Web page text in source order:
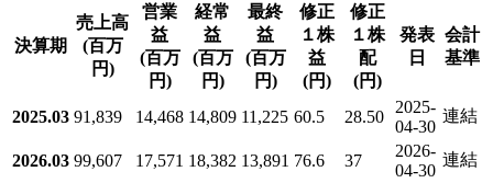
決算期
売上高
(百万
円)
営業
益
(百万
円)
経常
益
(百万
円)
最終
益
(百万
円)
修正
１株
益
(円)
修正
１株
配
(円)
発表
日
会計
基準
2025.03 91,839 14,468 14,809 11,225 60.5 28.50
2025-
04-30
連結
2026.03 99,607 17,571 18,382 13,891 76.6 37
2026-
04-30
連結